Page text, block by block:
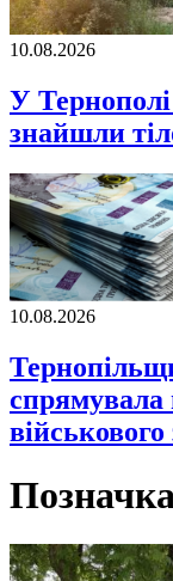
10.08.2026
У
знайшли
10.08.2026
спрямувала
військового